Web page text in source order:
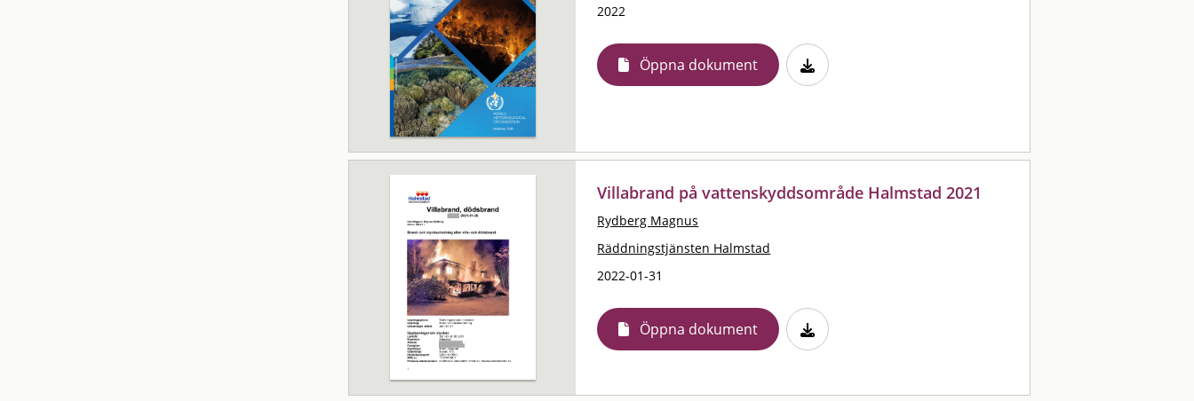
2022
Öppna dokument
Villabrand på vattenskyddsområde Halmstad 2021
Rydberg Magnus
Räddningstjänsten Halmstad
2022-01-31
Öppna dokument